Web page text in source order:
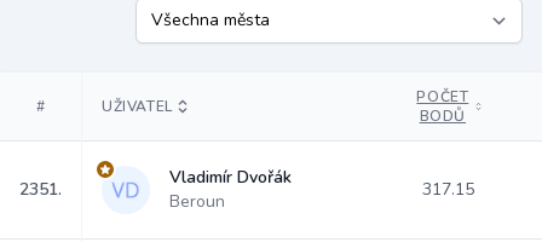
# UŽIVATEL
POČET
BODŮ
2351.
Vladimír Dvořák
Beroun
317.15